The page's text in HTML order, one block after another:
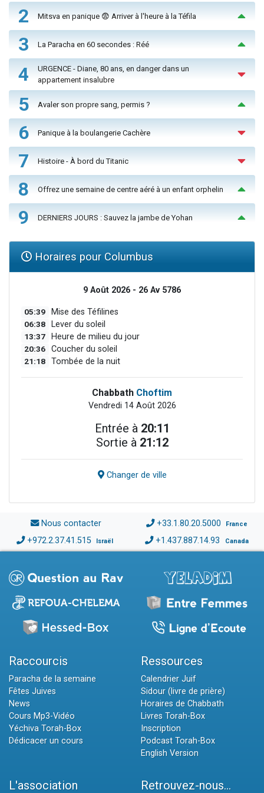
2 Mitsva en panique 😨 Arriver à l'heure à la Téfila
3 La Paracha en 60 secondes : Réé
4
URGENCE - Diane, 80 ans, en danger dans un
appartement insalubre
5 Avaler son propre sang, permis ?
6 Panique à la boulangerie Cachère
7 Histoire - À bord du Titanic
8 Offrez une semaine de centre aéré à un enfant orphelin
9 DERNIERS JOURS : Sauvez la jambe de Yohan
Horaires pour Columbus
9 Août 2026 - 26 Av 5786
05:39 Mise des Téfilines
06:38 Lever du soleil
13:37 Heure de milieu du jour
20:36 Coucher du soleil
21:18 Tombée de la nuit
Chabbath Choftim
Vendredi 14 Août 2026
Entrée à 20:11
Sortie à 21:12
Changer de ville
Nous contacter +33.1.80.20.5000 France
+972.2.37.41.515 Israël +1.437.887.14.93 Canada
Raccourcis
Paracha de la semaine
Fêtes Juives
News
Cours Mp3-Vidéo
Yéchiva Torah-Box
Dédicacer un cours
Ressources
Calendrier Juif
Sidour (livre de prière)
Horaires de Chabbath
Livres Torah-Box
Inscription
Podcast Torah-Box
English Version
L'association Retrouvez-nous...